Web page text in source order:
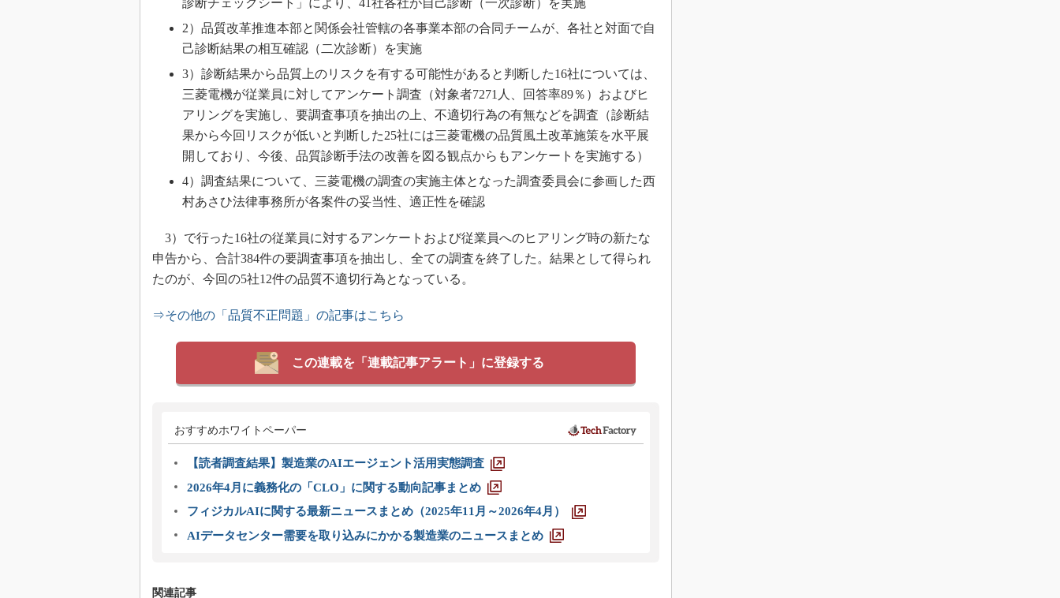
診断チェックシート」により、41社各社が自己診断（一次診断）を実施
2）品質改革推進本部と関係会社管轄の各事業本部の合同チームが、各社と対面で自
己診断結果の相互確認（二次診断）を実施
3）診断結果から品質上のリスクを有する可能性があると判断した16社については、
三菱電機が従業員に対してアンケート調査（対象者7271人、回答率89％）およびヒ
アリングを実施し、要調査事項を抽出の上、不適切行為の有無などを調査（診断結
果から今回リスクが低いと判断した25社には三菱電機の品質風土改革施策を水平展
開しており、今後、品質診断手法の改善を図る観点からもアンケートを実施する）
4）調査結果について、三菱電機の調査の実施主体となった調査委員会に参画した西
村あさひ法律事務所が各案件の妥当性、適正性を確認
3）で行った16社の従業員に対するアンケートおよび従業員へのヒアリング時の新たな
申告から、合計384件の要調査事項を抽出し、全ての調査を終了した。結果として得られ
たのが、今回の5社12件の品質不適切行為となっている。
⇒その他の「品質不正問題」の記事はこちら
この連載を「連載記事アラート」に登録する
おすすめホワイトペーパー
【読者調査結果】製造業のAIエージェント活用実態調査
2026年4月に義務化の「CLO」に関する動向記事まとめ
フィジカルAIに関する最新ニュースまとめ（2025年11月～2026年4月）
AIデータセンター需要を取り込みにかかる製造業のニュースまとめ
関連記事